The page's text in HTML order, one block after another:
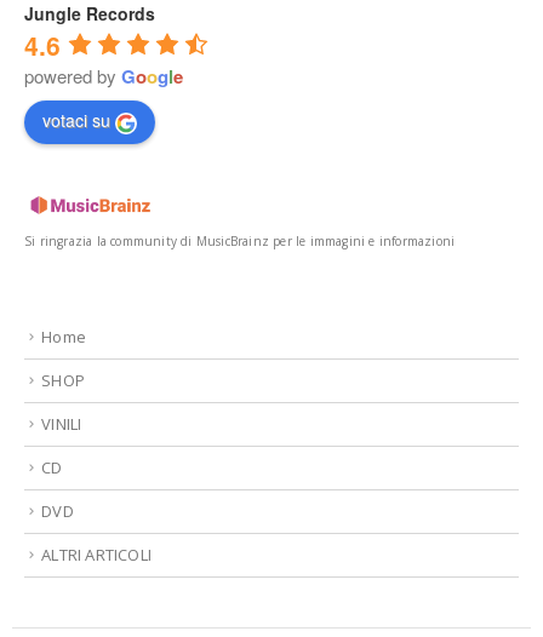
Jungle Records
4.6
powered by Google
votaci su
Si ringrazia la community di MusicBrainz per le immagini e informazioni
Home
SHOP
VINILI
CD
DVD
ALTRI ARTICOLI